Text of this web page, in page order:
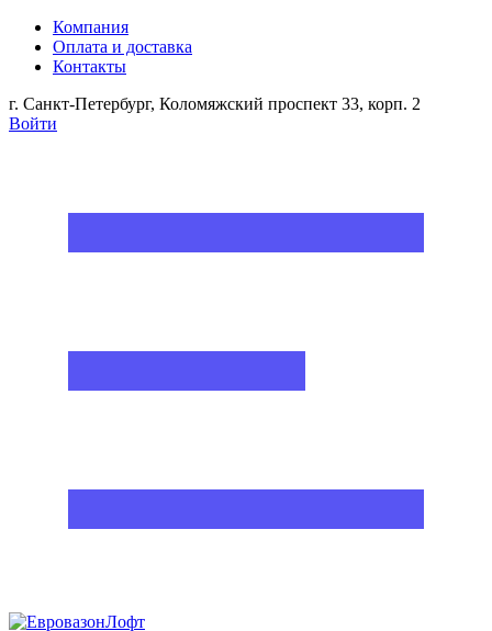
Компания
Оплата и доставка
Контакты
г. Санкт-Петербург, Коломяжский проспект 33, корп. 2
Войти